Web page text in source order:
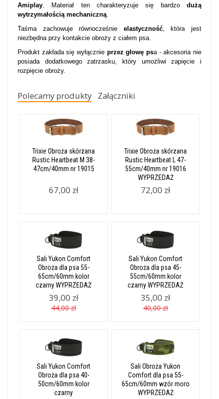
Amiplay. Materiał ten charakteryzuje się bardzodużą
wytrzymałością mechaniczną.
Taśma zachowuje równocześnie elastyczność, która jest
niezbędna przy kontakcie obroży z ciałem psa.
Produkt zakłada się wyłącznie przez głowę psa - akcesoria nie
posiada dodatkowego zatrzasku, który umożliwi zapięcie i
rozpięcie obroży.
Polecamy produkty Załączniki
Trixie Obroża skórzana
Rustic Heartbeat M 38-
47cm/40mm nr 19015
67,00 zł
Trixie Obroża skórzana
Rustic Heartbeat L 47-
55cm/40mm nr 19016
WYPRZEDAŻ
72,00 zł
Sali Yukon Comfort
Obroża dla psa 55-
65cm/60mm kolor
czarny WYPRZEDAŻ
39,00 zł
44,00 zł
Sali Yukon Comfort
Obroża dla psa 45-
55cm/60mm kolor
czarny WYPRZEDAŻ
35,00 zł
40,00 zł
Sali Yukon Comfort
Obroża dla psa 40-
50cm/60mm kolor
czarny
Sali Obroża Yukon
Comfort dla psa 55-
65cm/60mm wzór moro
WYPRZEDAŻ